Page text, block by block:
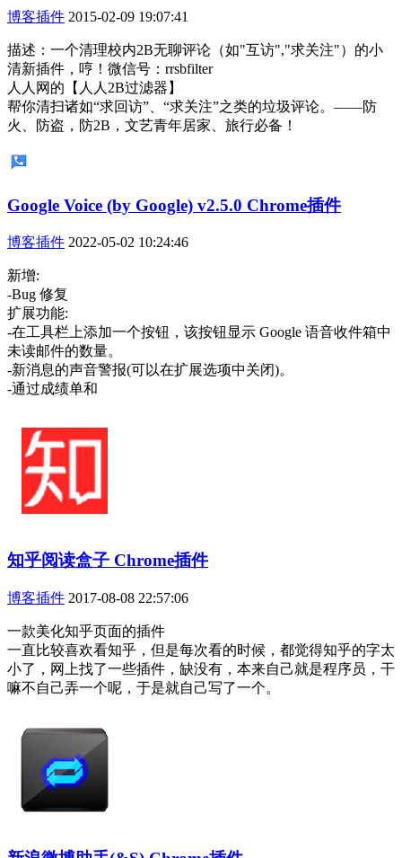
博客插件 2015-02-09 19:07:41
描述：一个清理校内2B无聊评论（如"互访","求关注"）的小
清新插件，哼！微信号：rrsbfilter
人人网的【人人2B过滤器】
帮你清扫诸如“求回访”、“求关注”之类的垃圾评论。——防
火、防盗，防2B，文艺青年居家、旅行必备！
Google Voice (by Google) v2.5.0 Chrome插件
博客插件 2022-05-02 10:24:46
新增:
-Bug 修复
扩展功能:
-在工具栏上添加一个按钮，该按钮显示 Google 语音收件箱中
未读邮件的数量。
-新消息的声音警报(可以在扩展选项中关闭)。
-通过成绩单和
知乎阅读盒子 Chrome插件
博客插件 2017-08-08 22:57:06
一款美化知乎页面的插件
一直比较喜欢看知乎，但是每次看的时候，都觉得知乎的字太
小了，网上找了一些插件，缺没有，本来自己就是程序员，干
嘛不自己弄一个呢，于是就自己写了一个。